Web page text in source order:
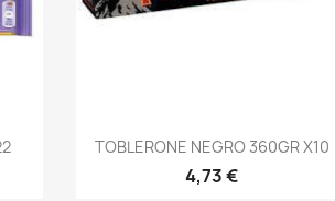
Vista rápida
TOBLERONE NEGRO 360GR X10
4,73 €